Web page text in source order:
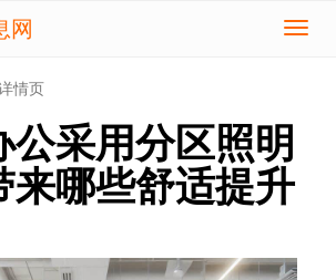
切
网
情页
公采用分区照明
来哪些舒适提升